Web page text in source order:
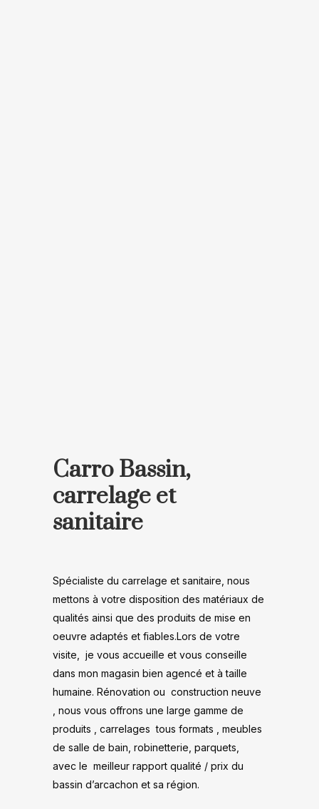
Carro Bassin,
carrelage et
sanitaire
Spécialiste du carrelage et sanitaire, nous
mettons à votre disposition des matériaux de
qualités ainsi que des produits de mise en
oeuvre adaptés et fiables.Lors de votre
visite, je vous accueille et vous conseille
dans mon magasin bien agencé et à taille
humaine. Rénovation ou construction neuve
, nous vous offrons une large gamme de
produits , carrelages tous formats , meubles
de salle de bain, robinetterie, parquets,
avec le meilleur rapport qualité / prix du
bassin d’arcachon et sa région.